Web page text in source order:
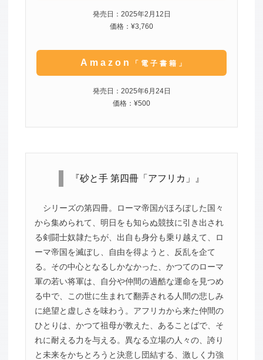
発売日：2025年2月12日
価格：¥3,760
Amazon 「電子書籍」
発売日：2025年6月24日
価格：¥500
『砂と手 第四冊「アフリカ」』
シリーズの第四冊。ローマ帝国がほろぼした国々
から集められて、明日をも知らぬ競技に引き出され
る剣闘士奴隷たちが、出自も身分も乗り越えて、ロ
ーマ帝国を滅ぼし、自由を得ようと、反乱を企て
る。その中心となるしかなかった、かつてのローマ
軍の若い将軍は、自分や仲間の過酷な運命を見つめ
る中で、この世に生まれて翻弄される人間の悲しみ
に絶望と虚しさを味わう。アフリカから来た仲間の
ひとりは、かつて祖母が教えた、あることばで、そ
れに耐える力を与える。異なる立場の人々の、誇り
と未来をかちとろうと決意し団結する、激しく力強